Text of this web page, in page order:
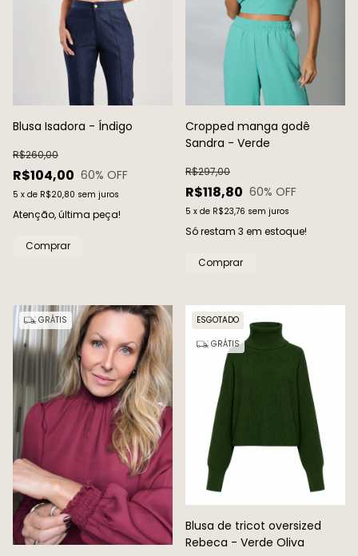
Blusa Isadora - Índigo
R$104,00
R$260,00
60% OFF
5 x de R$20,80 sem juros
Atenção, última peça!
Comprar
Cropped manga godê
Sandra - Verde
R$118,80
R$297,00
60% OFF
5 x de R$23,76 sem juros
Só restam 3 em estoque!
Comprar
GRÁTIS
ESGOTADO
GRÁTIS
Blusa de tricot oversized
Rebeca - Verde Oliva